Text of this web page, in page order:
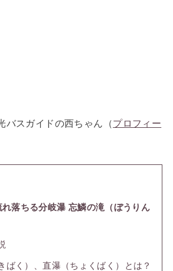
バスガイドの西ちゃん（プロフィー
落ちる分岐瀑 忘鱗の滝（ぼうりん
ばく）、直瀑（ちょくばく）とは？